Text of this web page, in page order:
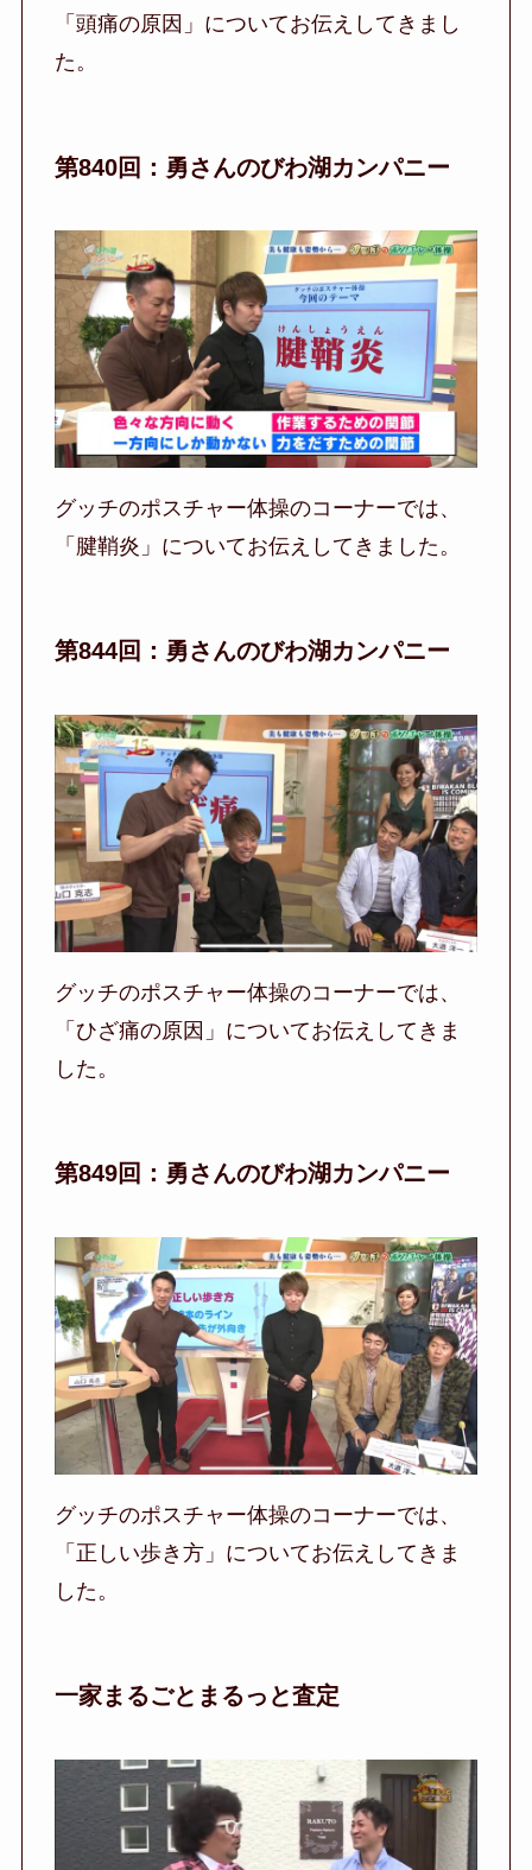
「頭痛の原因」についてお伝えしてきまし
た。
第840回：勇さんのびわ湖カンパニー
グッチのポスチャー体操のコーナーでは、
「腱鞘炎」についてお伝えしてきました。
第844回：勇さんのびわ湖カンパニー
グッチのポスチャー体操のコーナーでは、
「ひざ痛の原因」についてお伝えしてきま
した。
第849回：勇さんのびわ湖カンパニー
グッチのポスチャー体操のコーナーでは、
「正しい歩き方」についてお伝えしてきま
した。
一家まるごとまるっと査定